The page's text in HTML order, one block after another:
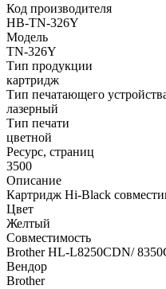
Код производителя
HB-TN-326Y
Модель
TN-326Y
Тип продукции
картридж
Тип печатающего
лазерный
Тип печати
цветной
Ресурс, страниц
3500
Описание
Картридж Hi-Black
Цвет
Желтый
Совместимость
Brother HL-L8250CDN/
Вендор
Brother